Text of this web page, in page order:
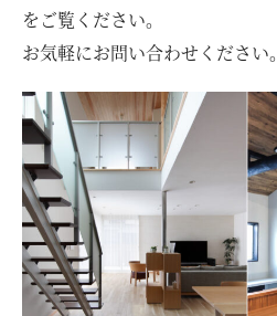
香木家通信
お客様の声
ムービー
リノベーション
をご覧ください。
お気軽にお問い合わせください。